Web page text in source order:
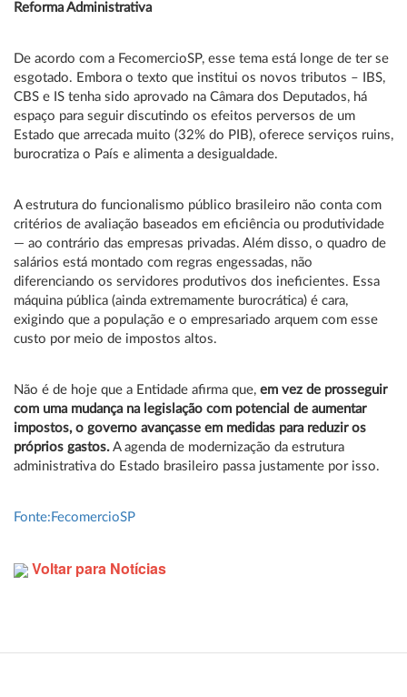
Reforma Administrativa
De acordo com a FecomercioSP, esse tema está longe de ter se
esgotado. Embora o texto que institui os novos tributos – IBS,
CBS e IS tenha sido aprovado na Câmara dos Deputados, há
espaço para seguir discutindo os efeitos perversos de um
Estado que arrecada muito (32% do PIB), oferece serviços ruins,
burocratiza o País e alimenta a desigualdade.
A estrutura do funcionalismo público brasileiro não conta com
critérios de avaliação baseados em eficiência ou produtividade
— ao contrário das empresas privadas. Além disso, o quadro de
salários está montado com regras engessadas, não
diferenciando os servidores produtivos dos ineficientes. Essa
máquina pública (ainda extremamente burocrática) é cara,
exigindo que a população e o empresariado arquem com esse
custo por meio de impostos altos.
Não é de hoje que a Entidade afirma que, em vez de prosseguir
com uma mudança na legislação com potencial de aumentar
impostos, o governo avançasse em medidas para reduzir os
próprios gastos. A agenda de modernização da estrutura
administrativa do Estado brasileiro passa justamente por isso.
Fonte:FecomercioSP
Voltar para Notícias